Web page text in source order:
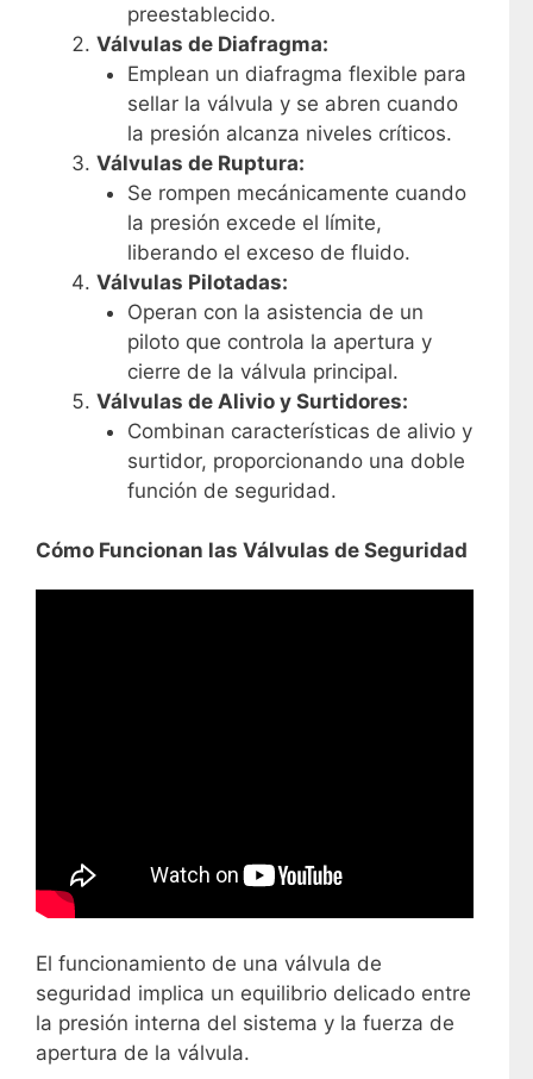
preestablecido.
Válvulas de Diafragma:
Emplean un diafragma flexible para
sellar la válvula y se abren cuando
la presión alcanza niveles críticos.
Válvulas de Ruptura:
Se rompen mecánicamente cuando
la presión excede el límite,
liberando el exceso de fluido.
Válvulas Pilotadas:
Operan con la asistencia de un
piloto que controla la apertura y
cierre de la válvula principal.
Válvulas de Alivio y Surtidores:
Combinan características de alivio y
surtidor, proporcionando una doble
función de seguridad.
Cómo Funcionan las Válvulas de Seguridad
El funcionamiento de una válvula de
seguridad implica un equilibrio delicado entre
la presión interna del sistema y la fuerza de
apertura de la válvula.